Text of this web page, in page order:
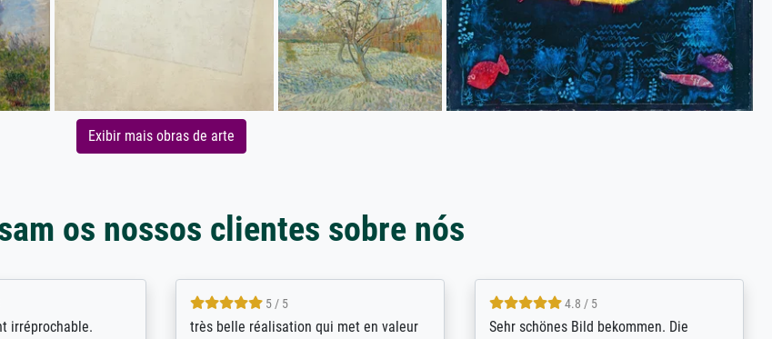
Exibir mais obras de arte
os nossos clientes sobre nós
die Qualität
4 / 5
De levering door Bpost was absoluut
4.8 / 5
So, I ordered a large print of The